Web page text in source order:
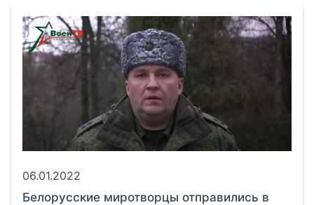
06.01.2022
Белорусские миротворцы отправились в